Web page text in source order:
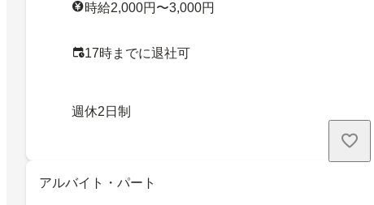
時給2,000円〜3,000円
17時までに退社可
週休2日制
アルバイト・パート